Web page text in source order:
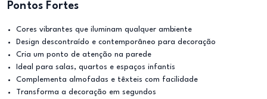
Pontos Fortes
Cores vibrantes que iluminam qualquer ambiente
Design descontraído e contemporâneo para decoração
Cria um ponto de atenção na parede
Ideal para salas, quartos e espaços infantis
Complementa almofadas e têxteis com facilidade
Transforma a decoração em segundos